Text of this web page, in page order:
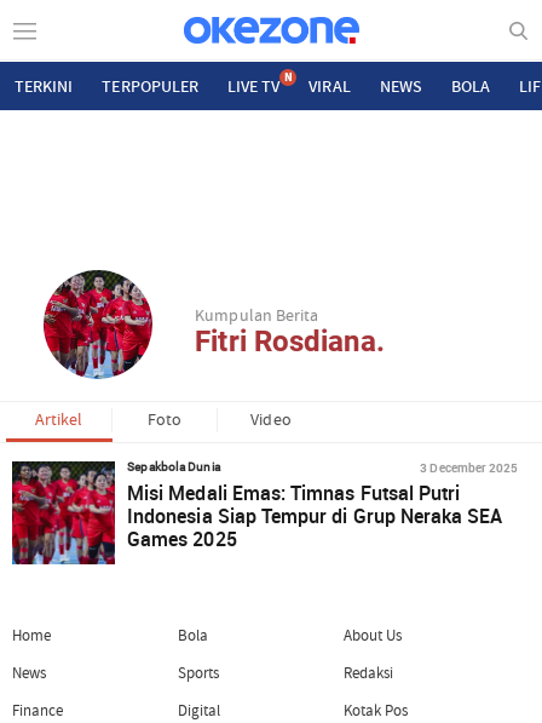
TERKINI TERPOPULER LIVE TV N VIRAL NEWS BOLA
Kumpulan Berita
Fitri Rosdiana.
Artikel Foto Video
Sepakbola Dunia 3 December 2025
Misi Medali Emas: Timnas Futsal Putri
Indonesia Siap Tempur di Grup Neraka SEA
Games 2025
Home
News
Finance
Bola
Sports
Digital
About Us
Redaksi
Kotak Pos